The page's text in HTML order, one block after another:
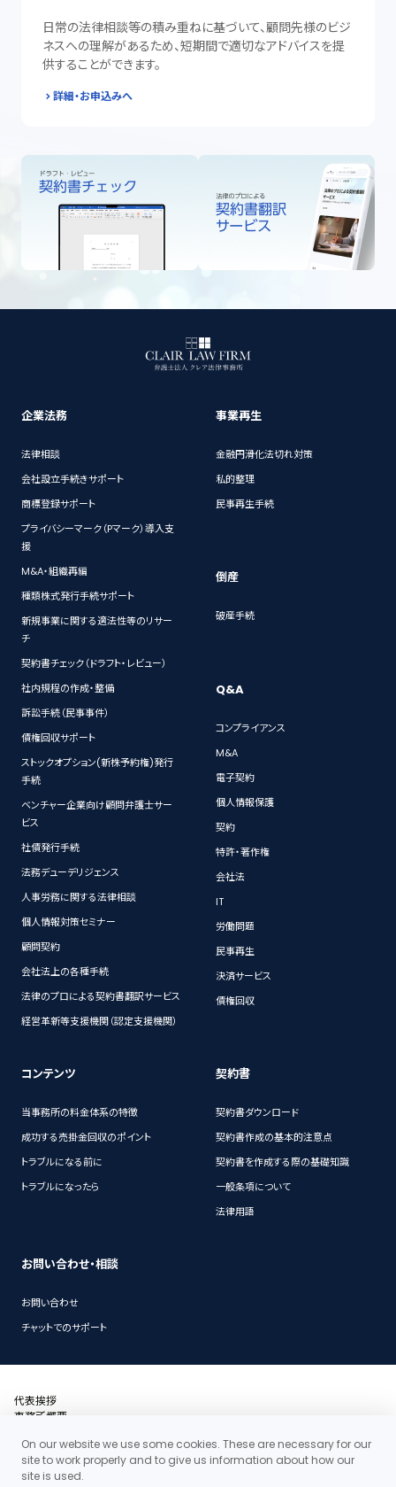
日常の法律相談等の積み重ねに基づいて、顧問先様のビジ
ネスへの理解があるため、短期間で適切なアドバイスを提
供することができます。
詳細・お申込みへ
企業法務
法律相談
会社設立手続きサポート
商標登録サポート
プライバシーマーク（Pマーク）導入支
援
M&A・組織再編
種類株式発行手続サポート
新規事業に関する適法性等のリサー
チ
契約書チェック（ドラフト・レビュー）
社内規程の作成・整備
訴訟手続（民事事件）
債権回収サポート
ストックオプション(新株予約権)発行
手続
ベンチャー企業向け顧問弁護士サー
ビス
社債発行手続
法務デューデリジェンス
人事労務に関する法律相談
個人情報対策セミナー
顧問契約
会社法上の各種手続
法律のプロによる契約書翻訳サービス
経営革新等支援機関（認定支援機関）
事業再生
金融円滑化法切れ対策
私的整理
民事再生手続
倒産
破産手続
Q&A
コンプライアンス
M&A
電子契約
個人情報保護
契約
特許・著作権
会社法
IT
労働問題
民事再生
決済サービス
債権回収
コンテンツ
当事務所の料金体系の特徴
成功する売掛金回収のポイント
トラブルになる前に
トラブルになったら
契約書
契約書ダウンロード
契約書作成の基本的注意点
契約書を作成する際の基礎知識
一般条項について
法律用語
お問い合わせ・相談
お問い合わせ
チャットでのサポート
代表挨拶
事務所概要
アクセス・地図
当事務所の料金体系の特徴
お問い合わせ
On our website we use some cookies. These are necessary for our
site to work properly and to give us information about how our
site is used.